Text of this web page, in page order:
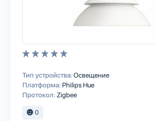
Тип устройства:Освещение
Платформа: Philips Hue
Протокол: Zigbee
0